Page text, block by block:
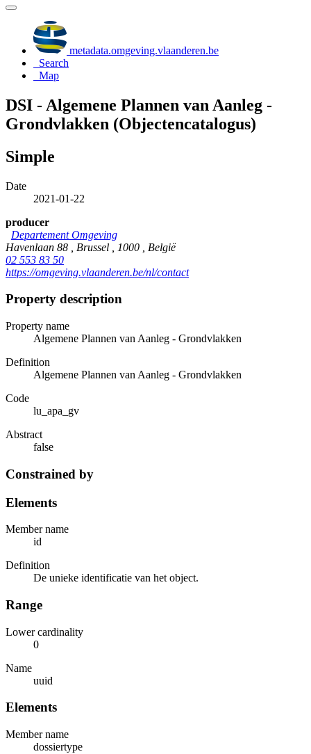
metadata.omgeving.vlaanderen.be
Search
Map
DSI - Algemene Plannen van Aanleg -
Grondvlakken (Objectencatalogus)
Simple
Date
2021-01-22
producer
Departement Omgeving
Havenlaan 88 , Brussel , 1000 , België
02 553 83 50
https://omgeving.vlaanderen.be/nl/contact
Property description
Property name
Algemene Plannen van Aanleg - Grondvlakken
Definition
Algemene Plannen van Aanleg - Grondvlakken
Code
lu_apa_gv
Abstract
false
Constrained by
Elements
Member name
id
Definition
De unieke identificatie van het object.
Range
Lower cardinality
0
Name
uuid
Elements
Member name
dossiertype